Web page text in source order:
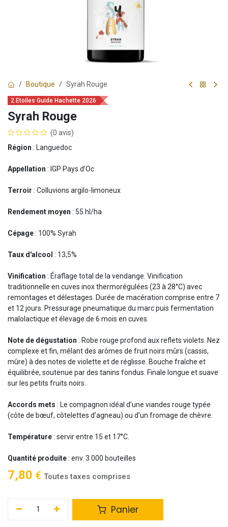
Boutique Syrah Rouge
2 Etoiles Guide Hachette 2026
Syrah Rouge
(0 avis)
Région : Languedoc
Appellation : IGP Pays d’Oc
Terroir : Colluvions argilo-limoneux
Rendement moyen : 55 hl/ha
Cépage: 100% Syrah
Taux d'alcool : 13,5%
Vinification : Éraflage total de la vendange. Vinification
traditionnelle en cuves inox thermorégulées (23 à 28°C) avec
remontages et délestages. Durée de macération comprise entre 7
et 12 jours. Pressurage pneumatique du marc puis fermentation
malolactique et élevage de 6 mois en cuves.
Note de dégustation : Robe rouge profond aux reflets violets. Nez
complexe et fin, mêlant des arômes de fruit noirs mûrs (cassis,
mûre) à des notes de violette et de réglisse. Bouche fraîche et
équilibrée, soutenue par des tanins fondus. Finale longue et suave
sur les petits fruits noirs.
Accords mets : Le compagnon idéal d’une viandes rouge typée
(côte de bœuf, côtelettes d’agneau) ou d’un fromage de chèvre.
Température: servir entre 15 et 17°C.
Quantité produite: env. 3 000 bouteilles
7,80 € Toutes taxes comprises
Panier